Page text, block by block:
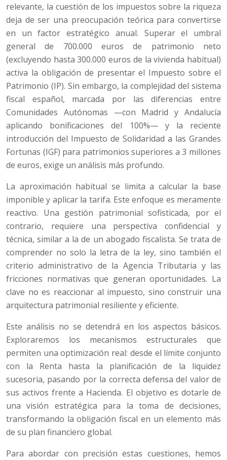
relevante, la cuestión de los impuestos sobre la riqueza
deja de ser una preocupación teórica para convertirse
en un factor estratégico anual. Superar el umbral
general de 700.000 euros de patrimonio neto
(excluyendo hasta 300.000 euros de la vivienda habitual)
activa la obligación de presentar el Impuesto sobre el
Patrimonio (IP). Sin embargo, la complejidad del sistema
fiscal español, marcada por las diferencias entre
Comunidades Autónomas —con Madrid y Andalucía
aplicando bonificaciones del 100%— y la reciente
introducción del Impuesto de Solidaridad a las Grandes
Fortunas (IGF) para patrimonios superiores a 3 millones
de euros, exige un análisis más profundo.
La aproximación habitual se limita a calcular la base
imponible y aplicar la tarifa. Este enfoque es meramente
reactivo. Una gestión patrimonial sofisticada, por el
contrario, requiere una perspectiva confidencial y
técnica, similar a la de un abogado fiscalista. Se trata de
comprender no solo la letra de la ley, sino también el
criterio administrativo de la Agencia Tributaria y las
fricciones normativas que generan oportunidades. La
clave no es reaccionar al impuesto, sino construir una
arquitectura patrimonial resiliente y eficiente.
Este análisis no se detendrá en los aspectos básicos.
Exploraremos los mecanismos estructurales que
permiten una optimización real: desde el límite conjunto
con la Renta hasta la planificación de la liquidez
sucesoria, pasando por la correcta defensa del valor de
sus activos frente a Hacienda. El objetivo es dotarle de
una visión estratégica para la toma de decisiones,
transformando la obligación fiscal en un elemento más
de su plan financiero global.
Para abordar con precisión estas cuestiones, hemos